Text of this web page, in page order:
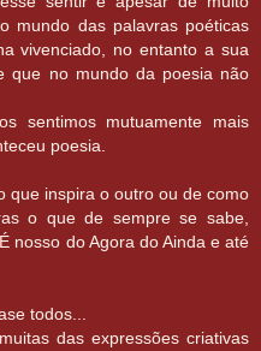
mundo das palavras poéticas
vivenciado, no entanto a sua
que no mundo da poesia não
sentimos mutuamente mais
poesia.
que inspira o outro ou de como
o que de sempre se sabe,
nosso do Agora do Ainda e até
todos...
das expressões criativas